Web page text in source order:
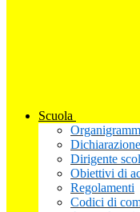
Scuola
Dirigente
Obiettivi di
Regolamenti
Codici di